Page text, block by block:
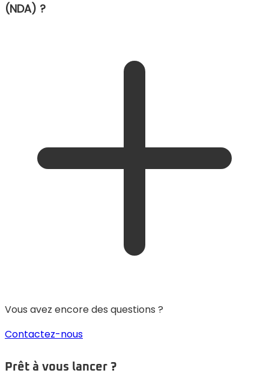
(NDA) ?
Vous avez encore des questions ?
Contactez-nous
Prêt à vous lancer ?